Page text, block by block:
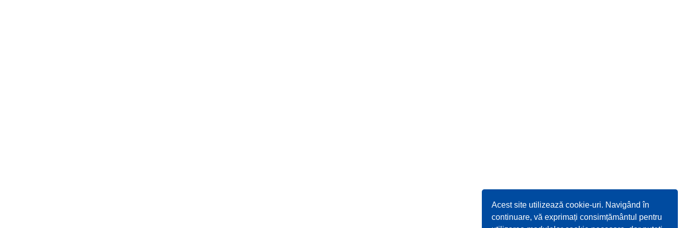
Acest site utilizează cookie-uri. Navigând în
continuare, vă exprimați consimțământul pentru